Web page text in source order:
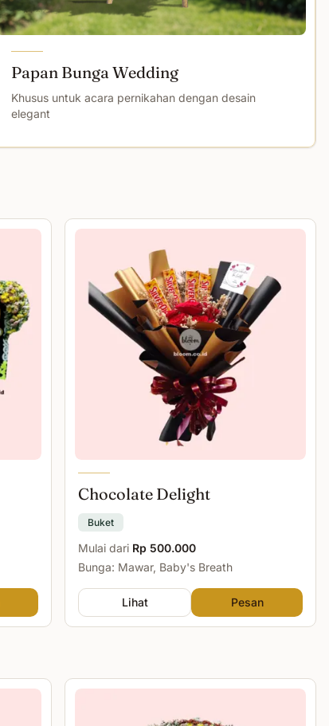
Papan Bunga Wedding
Khusus untuk acara pernikahan dengan desain
elegant
Chocolate Delight
Buket
Mulai dari Rp 500.000
Bunga: Mawar, Baby's Breath
Lihat Pesan